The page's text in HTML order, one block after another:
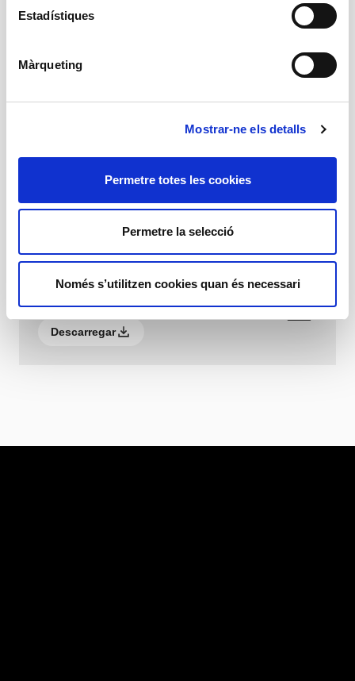
Estadístiques
Màrqueting
Mostrar-ne els detalls
Permetre totes les cookies
Permetre la selecció
Només s’utilitzen cookies quan és necessari
+ 14 anys
Descarregar